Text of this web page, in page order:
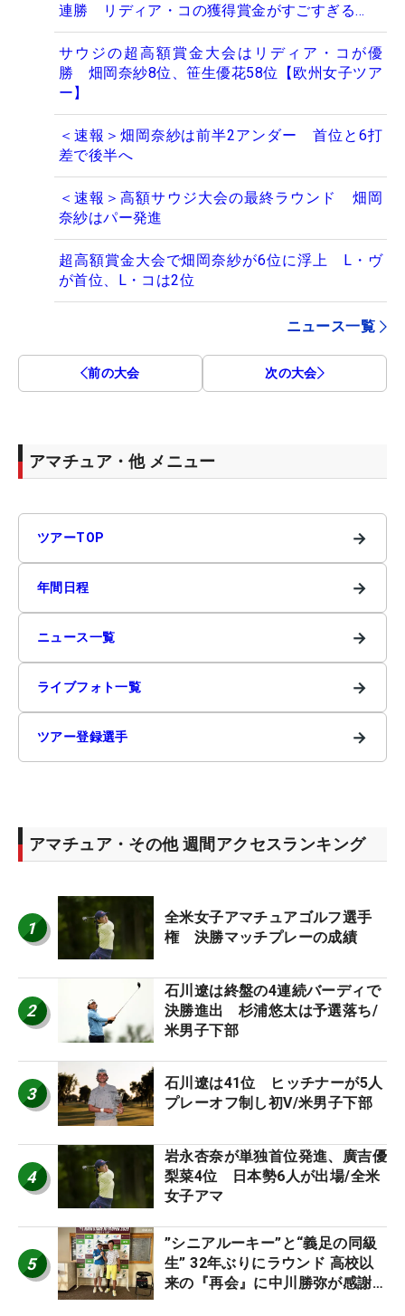
連勝 リディア・コの獲得賞金がすごすぎる…
サウジの超高額賞金大会はリディア・コが優
勝 畑岡奈紗8位、笹生優花58位【欧州女子ツア
ー】
＜速報＞畑岡奈紗は前半2アンダー 首位と6打
差で後半へ
＜速報＞高額サウジ大会の最終ラウンド 畑岡
奈紗はパー発進
超高額賞金大会で畑岡奈紗が6位に浮上 L・ヴ
が首位、L・コは2位
ニュース一覧
前の大会 次の大会
アマチュア・他 メニュー
ツアーTOP →
年間日程 →
ニュース一覧 →
ライブフォト一覧 →
ツアー登録選手 →
アマチュア・その他 週間アクセスランキング
1
全米女子アマチュアゴルフ選手
権 決勝マッチプレーの成績
2
石川遼は終盤の4連続バーディで
決勝進出 杉浦悠太は予選落ち/
米男子下部
3
石川遼は41位 ヒッチナーが5人
プレーオフ制し初V/米男子下部
4
岩永杏奈が単独首位発進、廣吉優
梨菜4位 日本勢6人が出場/全米
女子アマ
5
”シニアルーキー”と“義足の同級
生” 32年ぶりにラウンド 高校以
来の『再会』に中川勝弥が感謝